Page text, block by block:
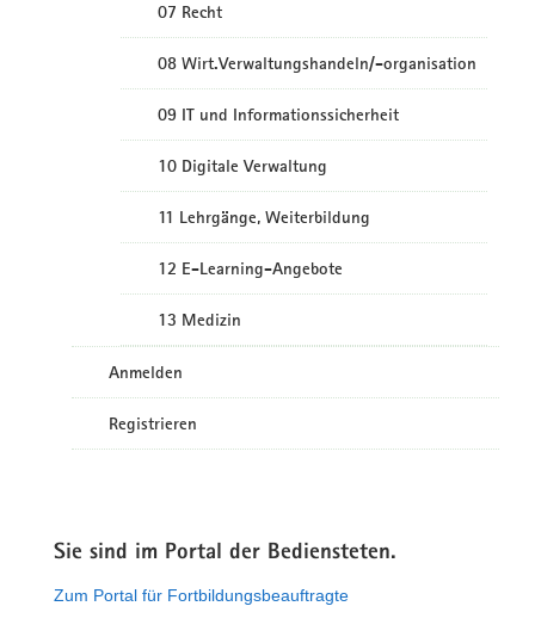
07 Recht
08 Wirt.Verwaltungshandeln/-organisation
09 IT und Informationssicherheit
10 Digitale Verwaltung
11 Lehrgänge, Weiterbildung
12 E-Learning-Angebote
13 Medizin
Anmelden
Registrieren
Sie sind im Portal der Bediensteten.
Zum Portal für Fortbildungsbeauftragte